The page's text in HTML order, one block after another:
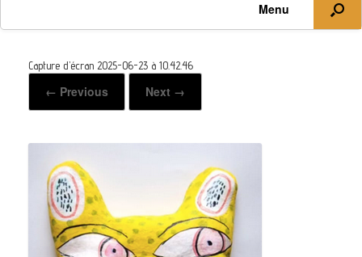
Menu
Capture d’écran 2025-06-23 à 10.42.46
← Previous Next →